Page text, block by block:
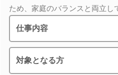
ため、家庭のバランスと両立し
仕事内容
対象となる方